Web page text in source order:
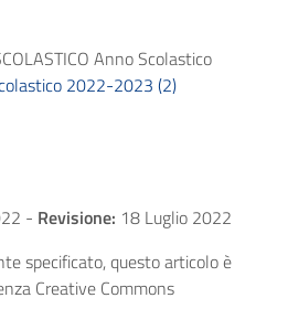
Anno Scolastico
2022-2023 (2)
- Revisione: 18 Luglio 2022
specificato, questo articolo è
Creative Commons